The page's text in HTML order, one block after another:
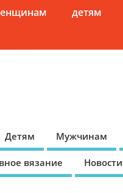
детям
Детям Мужчинам
вязание